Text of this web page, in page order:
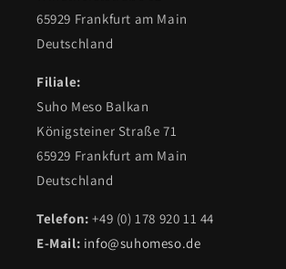
65929 Frankfurt am Main
Deutschland
Filiale:
Suho Meso Balkan
Königsteiner Straße 71
65929 Frankfurt am Main
Deutschland
Telefon: +49 (0) 178 920 11 44
E-Mail: info@suhomeso.de